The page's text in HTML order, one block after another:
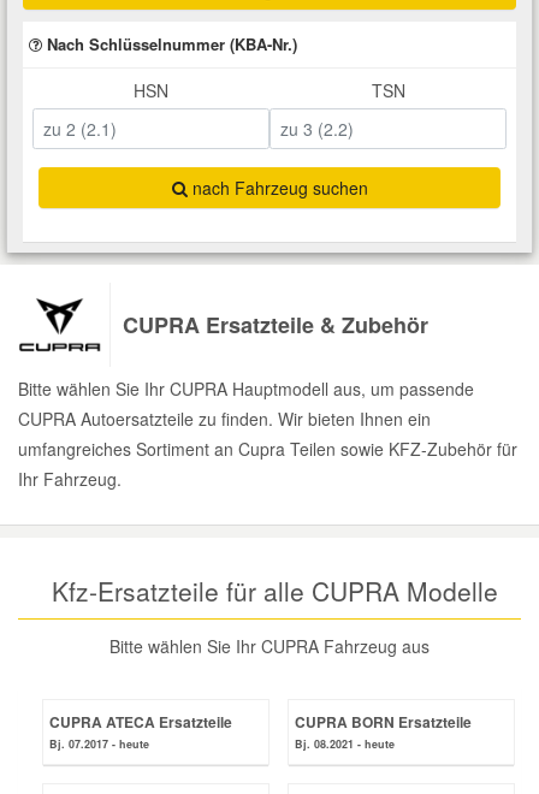
Nach Schlüsselnummer (KBA-Nr.)
HSN TSN
nach Fahrzeug suchen
CUPRA Ersatzteile & Zubehör
Bitte wählen Sie Ihr CUPRA Hauptmodell aus, um passende
CUPRA Autoersatzteile zu finden. Wir bieten Ihnen ein
umfangreiches Sortiment an Cupra Teilen sowie KFZ-Zubehör für
Ihr Fahrzeug.
Kfz-Ersatzteile für alle CUPRA Modelle
Bitte wählen Sie Ihr CUPRA Fahrzeug aus
CUPRA ATECA Ersatzteile
Bj. 07.2017 - heute
CUPRA BORN Ersatzteile
Bj. 08.2021 - heute
Heizung und Klimaanlage
Kraftstoffsystem
Kühlung
Innenausstattung
Karosserieteile
Räder und Reifen
Scheibenreinigung
Zündanlage und Glühanlage
Reiniger
Rostlöser
Fahrwerk Werkzeuge
Halterung Abgasstrang
Kfz Spezialwerkzeuge
Motortechnik Werkzeuge
Karosserie Werkzeug
Kfz-Pflege
Kofferraumwanne
Marderschutz
Pannenhilfe
Werkstattbedarf
Winter-Autozubehör
VW Ersatzteile
Abarth Ersatzteile
Alfa Romeo Ersatzteile
Audi Ersatzteile
BMW Ersatzteile
Chrysler Ersatzteile
Daewoo Ersatzteile
Daihatsu Ersatzteile
Dodge Ersatzteile